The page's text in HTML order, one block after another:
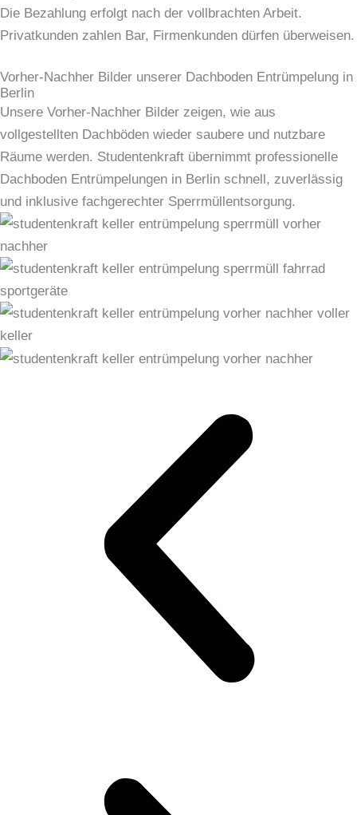
Die Bezahlung erfolgt nach der vollbrachten Arbeit.
Privatkunden zahlen Bar, Firmenkunden dürfen überweisen.
Vorher-Nachher Bilder unserer Dachboden Entrümpelung in
Berlin
Unsere Vorher-Nachher Bilder zeigen, wie aus
vollgestellten Dachböden wieder saubere und nutzbare
Räume werden. Studentenkraft übernimmt professionelle
Dachboden Entrümpelungen in Berlin schnell, zuverlässig
und inklusive fachgerechter Sperrmüllentsorgung.